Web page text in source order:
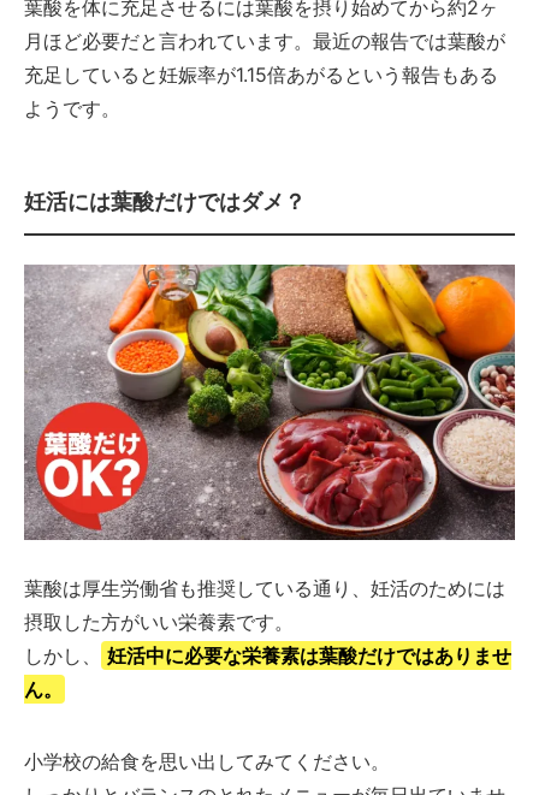
葉酸を体に充足させるには葉酸を摂り始めてから約2ヶ
月ほど必要だと言われています。最近の報告では葉酸が
充足していると妊娠率が1.15倍あがるという報告もある
ようです。
妊活には葉酸だけではダメ？
葉酸は厚生労働省も推奨している通り、妊活のためには
摂取した方がいい栄養素です。
しかし、
妊活中に必要な栄養素は葉酸だけではありませ
ん。
小学校の給食を思い出してみてください。